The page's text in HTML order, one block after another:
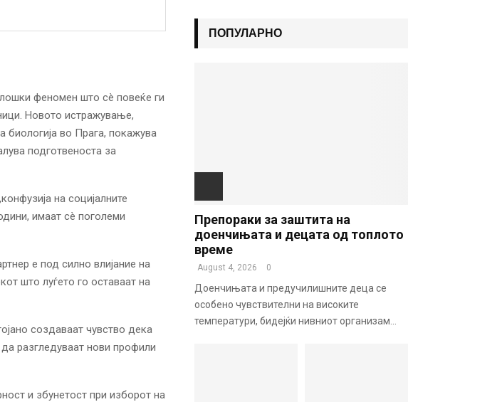
феномен што сè повеќе ги
Новото истражување,
биологија во Прага, покажува
подготвеноста за
на социјалните
имаат сè поголеми
е под силно влијание на
што луѓето го оставаат на
создаваат чувство дека
разгледуваат нови профили
и збунетост при изборот на
ПОПУЛАРНО
Препораки за заштита на
доенчињата и децата од топлото
време
August 4, 2026 0
Доенчињата и предучилишните деца се
особено чувствителни на високите
температури, бидејќи нивниот организам...